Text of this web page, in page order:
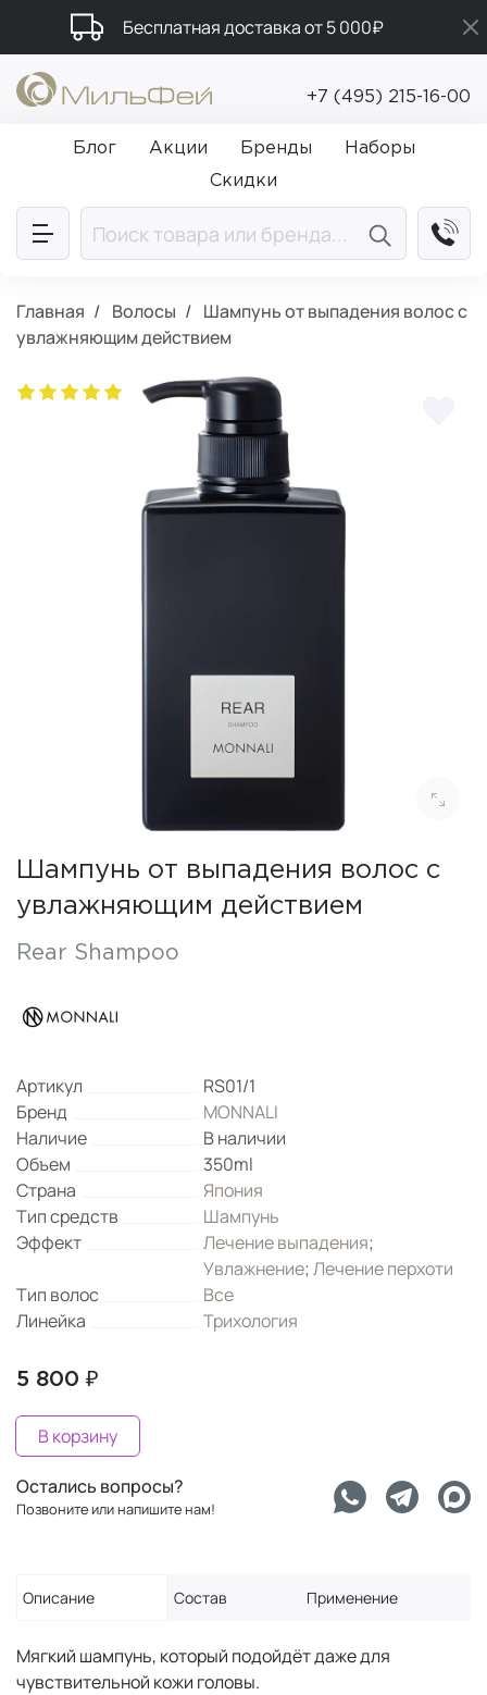
Бесплатная доставка от 5 000₽
Промокод ПРИВЕТ
Подарки в каждый заказ от 5 000₽
+7 (495) 215-16-00
Блог Акции Бренды
Наборы
Скидки
Главная Волосы
Шампунь от выпадения волос с
увлажняющим действием
Шампунь от выпадения волос с
увлажняющим действием
Rear Shampoo
Артикул
RS01/1
Бренд
MONNALI
Наличие
В наличии
Объем
350ml
Страна
Япония
Тип средств
Шампунь
Эффект
Лечение выпадения;
Увлажнение;Лечение перхоти
Тип волос
Все
Линейка
Трихология
5 800 ₽
В корзину
Остались вопросы?
Позвоните или напишите нам!
Описание Состав Применение
Мягкий шампунь, который подойдёт даже для
чувствительной кожи головы.